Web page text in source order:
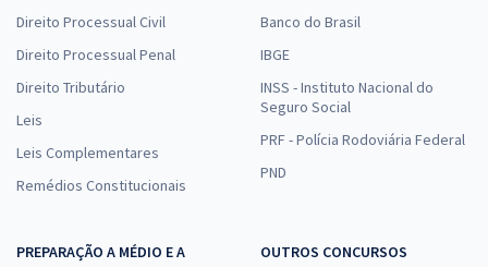
Direito Processual Civil
Direito Processual Penal
Direito Tributário
Leis
Leis Complementares
Remédios Constitucionais
Banco do Brasil
IBGE
INSS - Instituto Nacional do
Seguro Social
PRF - Polícia Rodoviária Federal
PND
PREPARAÇÃO A MÉDIO E A
OUTROS CONCURSOS